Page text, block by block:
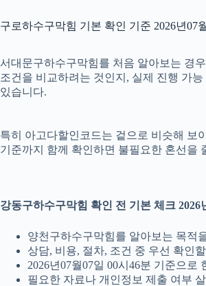
구로하수구막힘 기본 확인 기준 2026년07
서대문구하수구막힘를 처음 알아보는 경
조건을 비교하려는 것인지, 실제 진행 가
있습니다.
특히 아고다할인코드는 겉으로 비슷해 보
기준까지 함께 확인하면 불필요한 혼선을
강동구하수구막힘 확인 전 기본 체크 2026
양천구하수구막힘를 알아보는 목적
상담, 비용, 절차, 조건 중 우선 확인할
2026년07월07일 00시46분 기준으로
필요한 자료나 개인정보 제출 여부 살